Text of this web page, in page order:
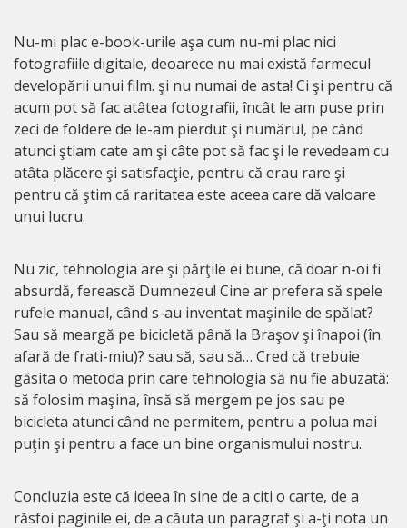
Nu-mi plac e-book-urile aşa cum nu-mi plac nici
fotografiile digitale, deoarece nu mai există farmecul
developării unui film. şi nu numai de asta! Ci şi pentru că
acum pot să fac atâtea fotografii, încât le am puse prin
zeci de foldere de le-am pierdut şi numărul, pe când
atunci ştiam cate am şi câte pot să fac şi le revedeam cu
atâta plăcere şi satisfacţie, pentru că erau rare şi
pentru că ştim că raritatea este aceea care dă valoare
unui lucru.
Nu zic, tehnologia are şi părţile ei bune, că doar n-oi fi
absurdă, ferească Dumnezeu! Cine ar prefera să spele
rufele manual, când s-au inventat maşinile de spălat?
Sau să meargă pe bicicletă până la Braşov şi înapoi (în
afară de frati-miu)? sau să, sau să… Cred că trebuie
găsita o metoda prin care tehnologia să nu fie abuzată:
să folosim maşina, însă să mergem pe jos sau pe
bicicleta atunci când ne permitem, pentru a polua mai
puţin şi pentru a face un bine organismului nostru.
Concluzia este că ideea în sine de a citi o carte, de a
răsfoi paginile ei, de a căuta un paragraf şi a-ţi nota un